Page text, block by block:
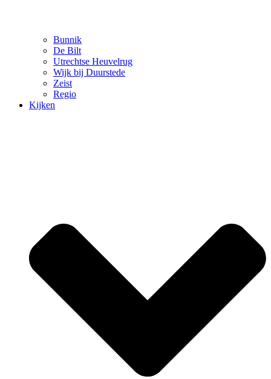
Bunnik
De Bilt
Utrechtse Heuvelrug
Wijk bij Duurstede
Zeist
Regio
Kijken